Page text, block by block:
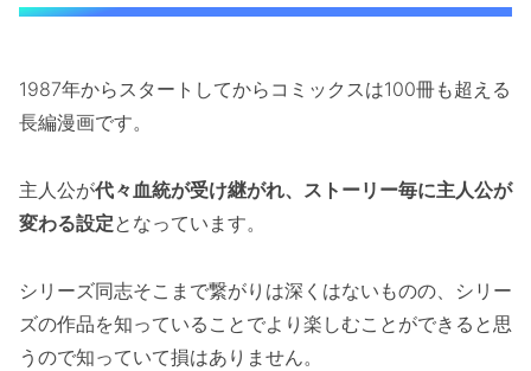
1987年からスタートしてからコミックスは100冊も超える
長編漫画です。
主人公が代々血統が受け継がれ、ストーリー毎に主人公が
変わる設定となっています。
シリーズ同志そこまで繋がりは深くはないものの、シリー
ズの作品を知っていることでより楽しむことができると思
うので知っていて損はありません。